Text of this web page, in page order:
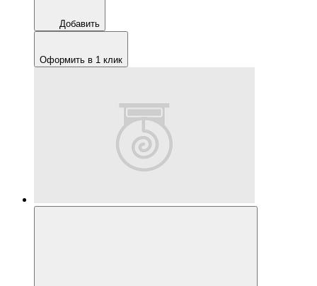
Добавить
Оформить в 1 клик